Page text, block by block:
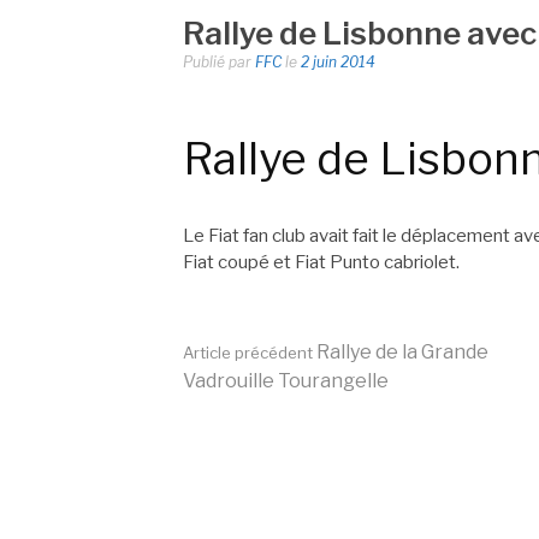
Rallye de Lisbonne
Publié par FFCle 2 juin 2014
Rallye de
Le Fiat fan club avait fait le déplacement
Fiat coupé et Fiat Punto cabriolet.
Lire
Article précédent Rallye de la Grande
Vadrouille Tourangelle